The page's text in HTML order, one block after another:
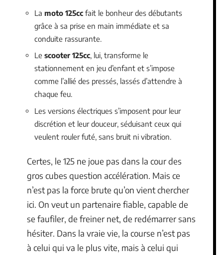
La moto 125cc fait le bonheur des débutants
grâce à sa prise en main immédiate et sa
conduite rassurante.
Le scooter 125cc, lui, transforme le
stationnement en jeu d’enfant et s’impose
comme l’allié des pressés, lassés d’attendre à
chaque feu.
Les versions électriques s’imposent pour leur
discrétion et leur douceur, séduisant ceux qui
veulent rouler futé, sans bruit ni vibration.
Certes, le 125 ne joue pas dans la cour des
gros cubes question accélération. Mais ce
n’est pas la force brute qu’on vient chercher
ici. On veut un partenaire fiable, capable de
se faufiler, de freiner net, de redémarrer sans
hésiter. Dans la vraie vie, la course n’est pas
à celui qui va le plus vite, mais à celui qui